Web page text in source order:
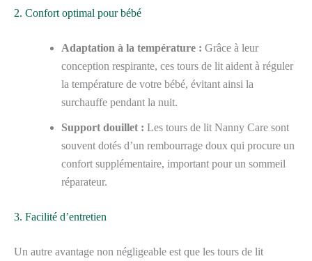
2. Confort optimal pour bébé
Adaptation à la température : Grâce à leur
conception respirante, ces tours de lit aident à réguler
la température de votre bébé, évitant ainsi la
surchauffe pendant la nuit.
Support douillet : Les tours de lit Nanny Care sont
souvent dotés d’un rembourrage doux qui procure un
confort supplémentaire, important pour un sommeil
réparateur.
3. Facilité d’entretien
Un autre avantage non négligeable est que les tours de lit